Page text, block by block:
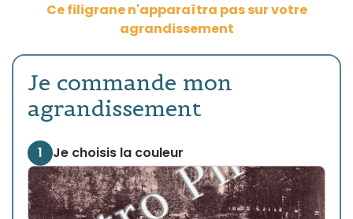
Ce filigrane n'apparaîtra pas sur votre
agrandissement
Je commande mon
agrandissement
1 Je choisis la couleur